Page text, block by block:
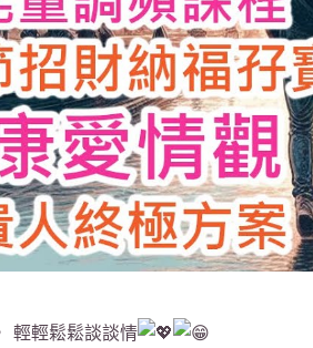
輕輕鬆鬆談談情